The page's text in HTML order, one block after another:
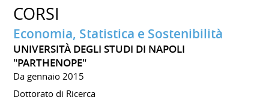
CORSI
Economia, Statistica e Sostenibilità
UNIVERSITÀ DEGLI STUDI DI NAPOLI
"PARTHENOPE"
Da gennaio 2015
Dottorato di Ricerca